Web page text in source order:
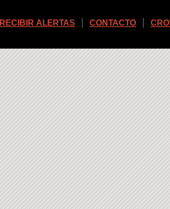
RECIBIR ALERTAS CONTACTO